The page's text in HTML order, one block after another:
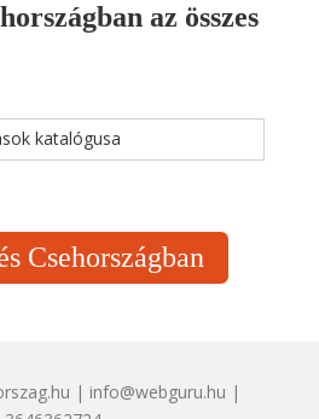
az összes
katalógusa
Csehországban
| info@webguru.hu |